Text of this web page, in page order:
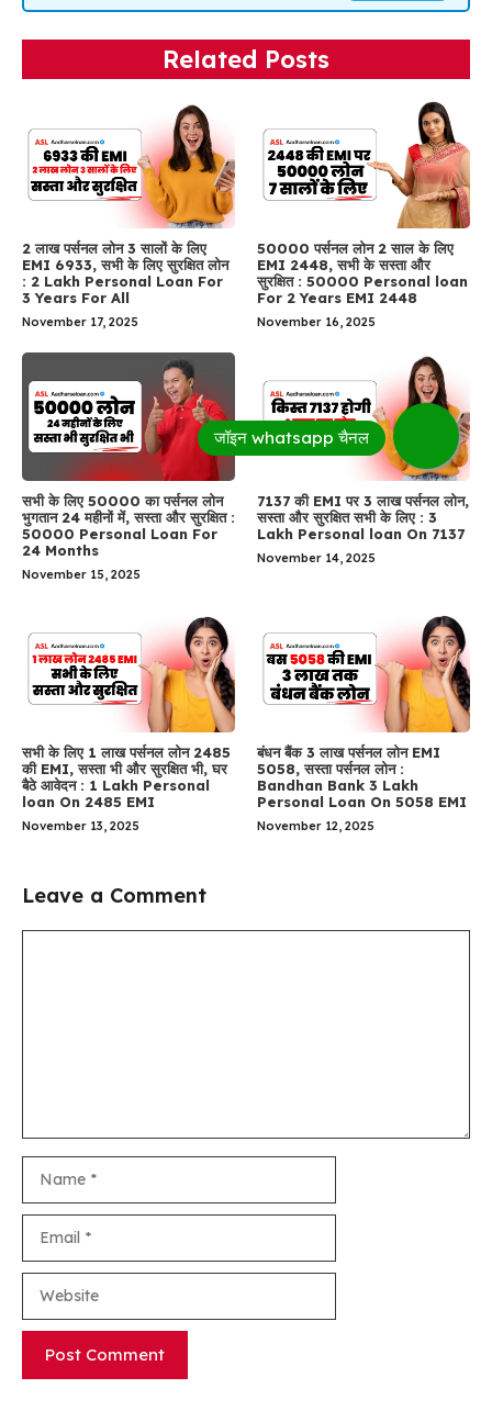
Related Posts
2 लाख पर्सनल लोन 3 सालों के लिए
EMI 6933, सभी के लिए सुरक्षित लोन
: 2 Lakh Personal Loan For
3 Years For All
November 17, 2025
50000 पर्सनल लोन 2 साल के लिए
EMI 2448, सभी के सस्ता और
सुरक्षित : 50000 Personal loan
For 2 Years EMI 2448
November 16, 2025
सभी के लिए 50000 का पर्सनल लोन
भुगतान 24 महीनों में, सस्ता और सुरक्षित :
50000 Personal Loan For
24 Months
November 15, 2025
7137 की EMI पर 3 लाख पर्सनल लोन,
सस्ता और सुरक्षित सभी के लिए : 3
Lakh Personal loan On 7137
November 14, 2025
सभी के लिए 1 लाख पर्सनल लोन 2485
की EMI, सस्ता भी और सुरक्षित भी, घर
बैठे आवेदन : 1 Lakh Personal
loan On 2485 EMI
November 13, 2025
बंधन बैंक 3 लाख पर्सनल लोन EMI
5058, सस्ता पर्सनल लोन :
Bandhan Bank 3 Lakh
Personal Loan On 5058 EMI
November 12, 2025
Leave a Comment